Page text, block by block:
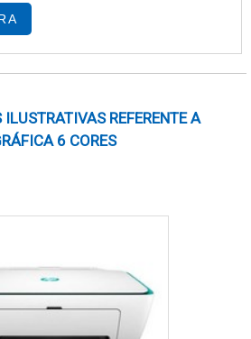
de etiquetas não
ou comprometor a
do ribbons
REFERENTE A
6 CORES